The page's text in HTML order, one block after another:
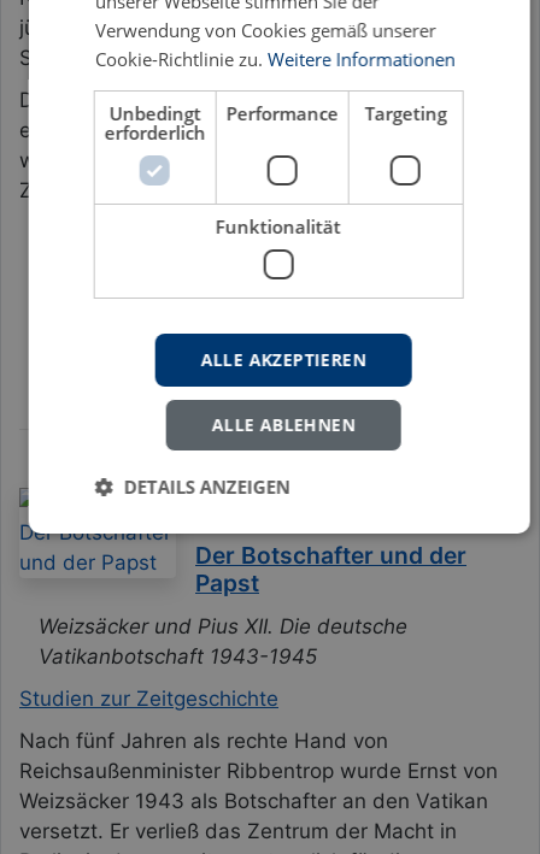
jüdischer Steuerpflichtiger ein wichtiges Ziel der
Steuerpolitik dar.
Das Werk setzt sich am Beispiel des nicht mehr
existenten Finanzamts Bonn damit auseinander,
wie ein einzelnes „typisches“ Finanzamt in der NS-
Zeit organisiert war, welche neuen […]
Fiskalische Ausplünderung
Judenverfolgung
Nationalsozialismus Rechtsgeschichte
Reichsfinanzverwaltung
Der Botschafter und der
Papst
Weizsäcker und Pius XII. Die deutsche
Vatikanbotschaft 1943-1945
Studien zur Zeitgeschichte
Nach fünf Jahren als rechte Hand von
Reichsaußenminister Ribbentrop wurde Ernst von
Weizsäcker 1943 als Botschafter an den Vatikan
versetzt. Er verließ das Zentrum der Macht in
Verwendung von Cookies gemäß unserer
Cookie-Richtlinie zu. Weitere Informationen
Unbedingt
erforderlich
Performance Targeting
Funktionalität
ALLE AKZEPTIEREN
ALLE ABLEHNEN
DETAILS ANZEIGEN